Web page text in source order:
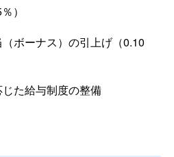
）
ボーナス）の引上げ（0.10
た給与制度の整備